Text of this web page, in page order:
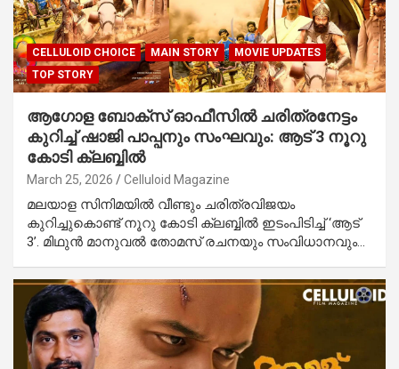
CELLULOID CHOICE MAIN STORY
MOVIE UPDATES
TOP STORY
ആഗോള ബോക്‌സ് ഓഫീസിൽ ചരിത്രനേട്ടം
കുറിച്ച് ഷാജി പാപ്പനും സംഘവും: ആട് 3 നൂറു
കോടി ക്ലബ്ബിൽ
March 25, 2026 Celluloid Magazine
മലയാള സിനിമയിൽ വീണ്ടും ചരിത്രവിജയം
കുറിച്ചുകൊണ്ട് നൂറു കോടി ക്ലബ്ബിൽ ഇടംപിടിച്ച് ‘ആട്
3’. മിഥുൻ മാനുവൽ തോമസ് രചനയും സംവിധാനവും…